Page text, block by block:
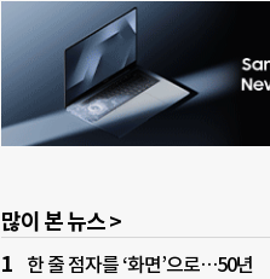
많이 본 뉴스 >
한 줄 점자를 ‘화면’으로…50년